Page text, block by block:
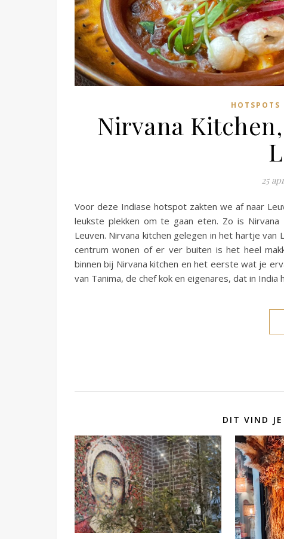
HOTSPOTS
Nirvana
25
Voor deze Indiase hotspot zakten we af naar
leukste plekken om te gaan eten. Zo is
Leuven. Nirvana kitchen gelegen in het hartje
centrum wonen of er ver buiten is het heel
binnen bij Nirvana kitchen en het eerste wat je
van Tanima, de chef kok en eigenares, dat in India
DIT VIND